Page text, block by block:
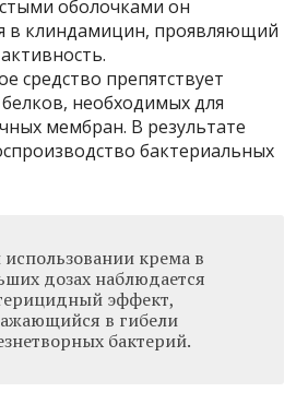
оболочками он
в клиндамицин, проявляющий
средство препятствует
необходимых для
мембран. В результате
бактериальных
крема в
дозах наблюдается
эффект,
в гибели
бактерий.